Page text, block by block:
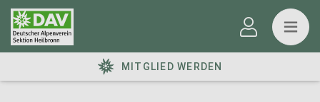
MITGLIED WERDEN